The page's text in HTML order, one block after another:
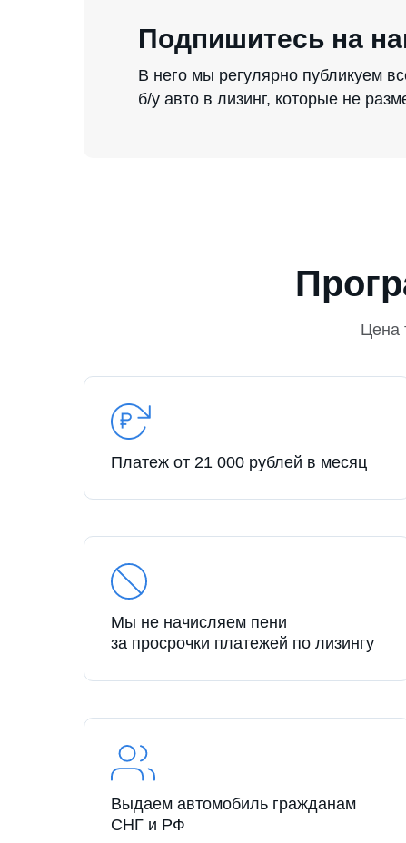
В него мы регулярно публикуем
б/у авто в лизинг, которые не
Подпишитесь на
Цена
Платеж от 21 000 рублей в месяц
Мы не начисляем пени
за просрочки платежей по лизингу
Выдаем автомобиль гражданам
СНГ и РФ